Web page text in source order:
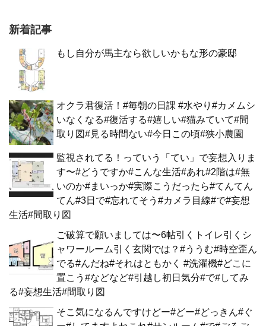
新着記事
もし自分が馬主なら欲しいかもな形の豪邸
オクラ君復活！#毎朝の日課 #水やり#カメムシ
いなくなる#復活する#嬉しい#猫みていて#間
取り図#見る時間ない#今日この頃#狭小農園
監視されてる！っていう「てい」で妄想入りま
す〜#どうですか#こんな生活#あれ#2階は#無
いのか#まいっか#実際こうだったら#てんてん
てん#3日で#忘れてそう#カメラ目線#で#妄想
生活#間取り図
ご破算で願いましては〜6帖引くトイレ引くシ
ャワールーム引く玄関では？#ううむ#時空歪ん
でる#んだね#それはともかく #洗濯機#どこに
置こう#などなど#引越し初日気分#で#してみ
る#妄想生活#間取り図
そこ気になるんですけどー#どー#どっきん#ぐ